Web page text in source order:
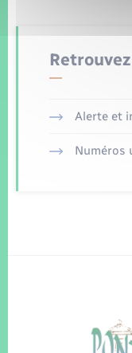
Alerte et
Numéros